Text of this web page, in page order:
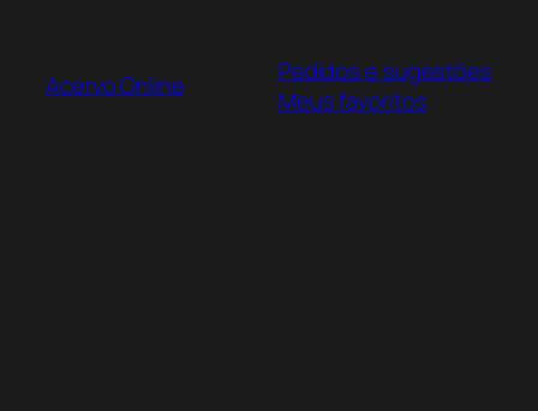
Acervo Online
Pedidos e sugestões
Meus favoritos